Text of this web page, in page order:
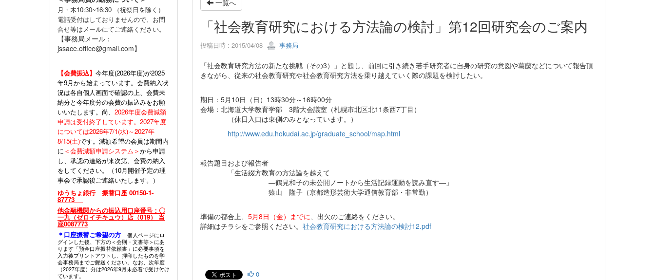
一覧へ
「社会教育研究における方法論の検討」第12回研究会のご案内
投稿日時 : 2015/04/08 事務局
「社会教育研究方法の新たな挑戦（その3）」と題し、前回に引き続き若手研究者に自身の研究の意図や葛藤などについて報告頂
きながら、従来の社会教育研究や社会教育研究方法を乗り越えていく際の課題を検討したい。
期日：5月10日（日）13時30分～16時00分
会場：北海道大学教育学部 3階大会議室（札幌市北区北11条西7丁目）
（休日入口は東側のみとなっています。）
http://www.edu.hokudai.ac.jp/graduate_school/map.html
報告題目および報告者
「生活綴方教育の方法論を越えて
―鶴見和子の未公開ノートから生活記録運動を読み直す―」
猿山 隆子（京都造形芸術大学通信教育部・非常勤）
準備の都合上、 5月8日（金）までに、出欠のご連絡をください。
詳細はチラシをご参照ください。 社会教育研究における方法論の検討12.pdf
0
月・木10:30~16:30 （祝祭日を除く）
電話受付はしておりませんので、お問
合せ等はメールにてご連絡ください。
【事務局メール：
jssace.office@gmail.com】
【会費振込】 今年度(2026年度)が2025
年9月から始まっています。会費納入状
況は各自個人画面で確認の上、会費未
納分と今年度分の会費の振込みをお願
いいたします。尚、 2026年度会費減額
申請は受付終了しています。2027年度
については2026年7/1(水)～2027年
8/15(土)です。減額希望の会員は期間内
に ＜会費減額申請システム＞から申請
し、承認の連絡が来次第、会費の納入
をしてください。（10月開催予定の理
事会で承認後ご連絡いたします。）
ゆうちょ銀行 振替口座 00150-1-
87773
他金融機関からの振込用口座番号：〇
一九（ゼロイチキュウ）店（019） 当
座0087773
＊口座振替ご希望の方
個人ページにロ
グインした後、下方の＜会則・文書等＞にあ
ります「預金口座振替依頼書」に必要事項を
入力後プリントアウトし、押印したものを学
会事務局までご郵送ください。なお、次年度
（2027年度）分は2026年9月末必着で受け付け
ています。